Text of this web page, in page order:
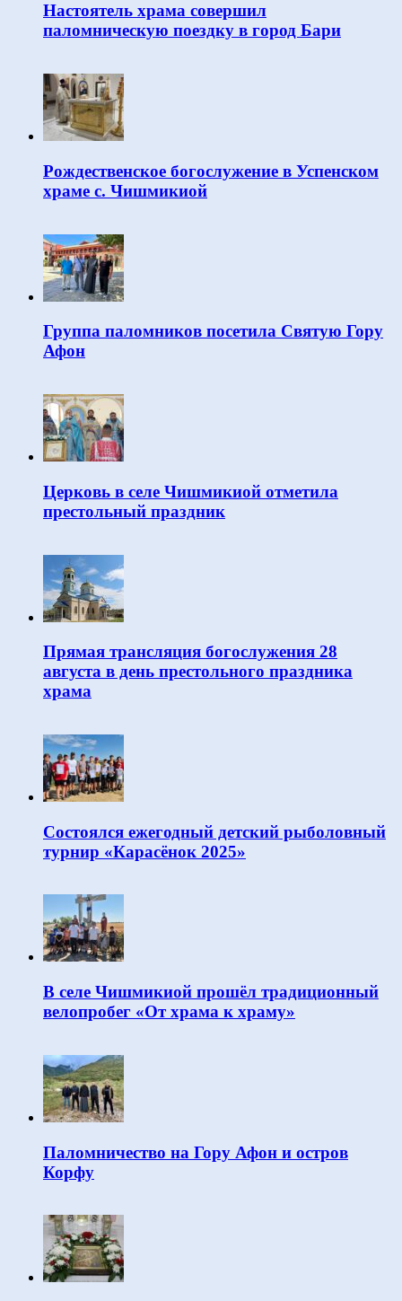
Настоятель храма совершил
паломническую поездку в город Бари
Рождественское богослужение в Успенском
храме с. Чишмикиой
Группа паломников посетила Святую Гору
Афон
Церковь в селе Чишмикиой отметила
престольный праздник
Прямая трансляция богослужения 28
августа в день престольного праздника
храма
Состоялся ежегодный детский рыболовный
турнир «Карасёнок 2025»
В селе Чишмикиой прошёл традиционный
велопробег «От храма к храму»
Паломничество на Гору Афон и остров
Корфу